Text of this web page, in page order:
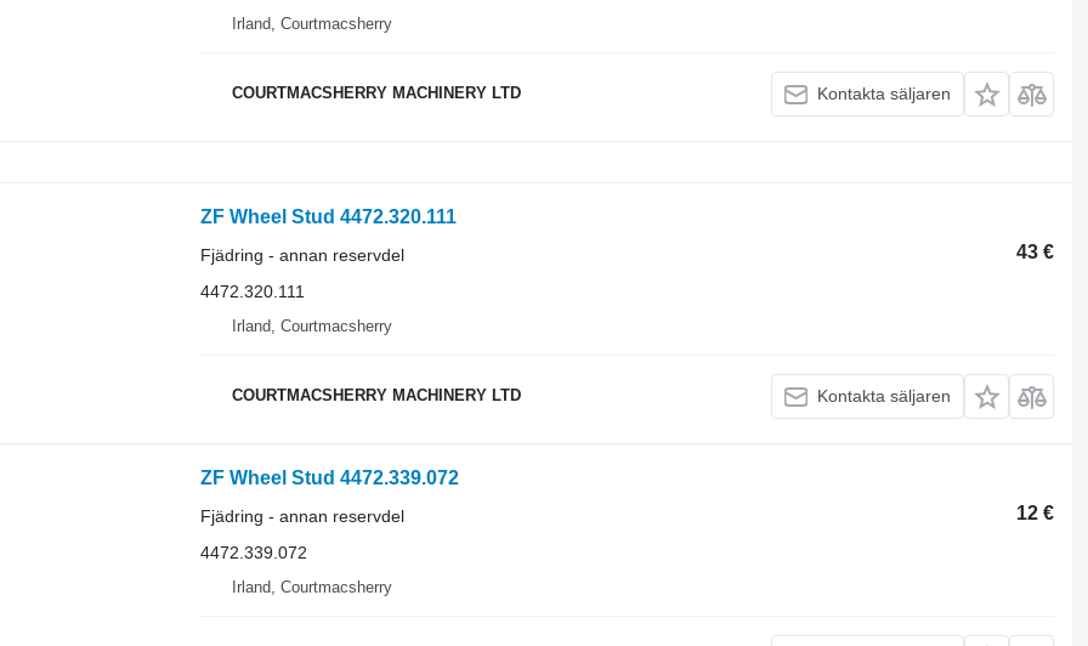
Irland, Courtmacsherry
COURTMACSHERRY MACHINERY LTD Kontakta säljaren
ZF Wheel Stud 4472.320.111
43 €
Fjädring - annan reservdel
4472.320.111
Irland, Courtmacsherry
COURTMACSHERRY MACHINERY LTD Kontakta säljaren
ZF Wheel Stud 4472.339.072
12 €
Fjädring - annan reservdel
4472.339.072
Irland, Courtmacsherry